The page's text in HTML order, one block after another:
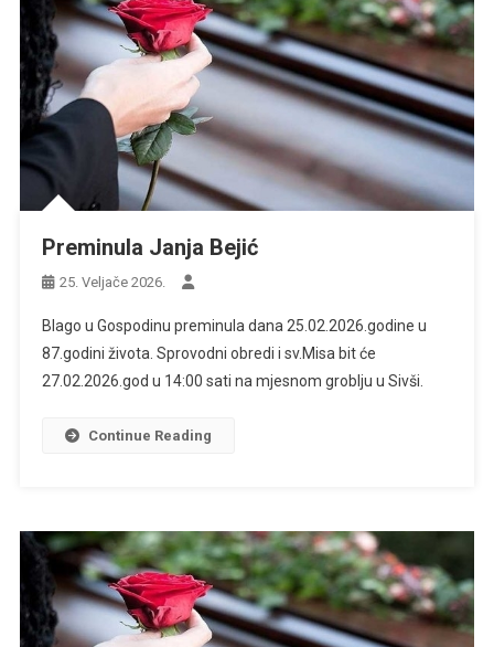
Preminula Janja Bejić
25. Veljače 2026.
Blago u Gospodinu preminula dana 25.02.2026.godine u
87.godini života. Sprovodni obredi i sv.Misa bit će
27.02.2026.god u 14:00 sati na mjesnom groblju u Sivši.
Continue Reading